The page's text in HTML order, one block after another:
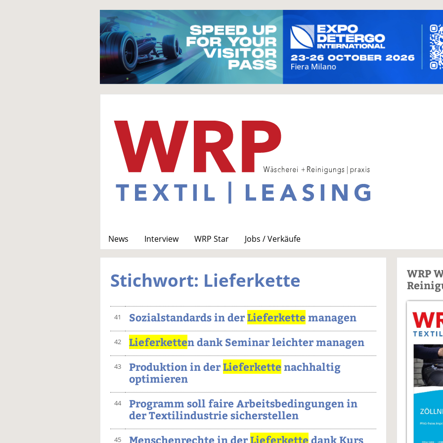
News Interview WRP Star
Jobs / Verkäufe
Stichwort: Lieferkette
41 Sozialstandards in derLieferkette managen
42 Lieferketten dank Seminar leichter managen
43 Produktion in derLieferkette nachhaltig
optimieren
44
Programm soll faire Arbeitsbedingungen in
der Textilindustrie sicherstellen
45 Menschenrechte in derLieferkette dank Kurs
WRP